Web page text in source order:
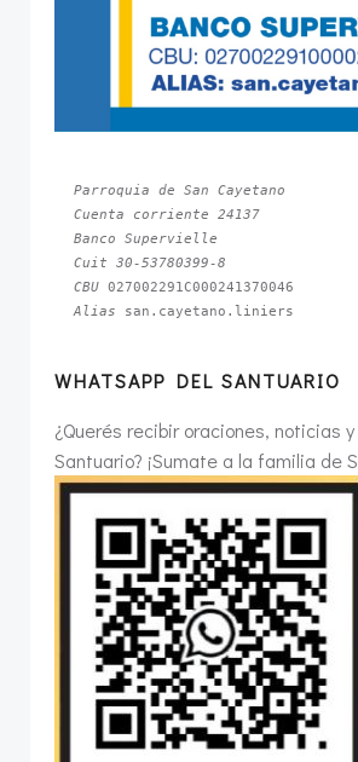
Parroquia de San Cayetano
Cuenta corriente 24137
Banco Supervielle
Cuit 30-53780399-8
CBU
Alias san.cayetano.liniers
WHATSAPP DEL SANTUARIO
¿Querés recibir oraciones, noticias
Santuario? ¡Sumate a la familia de